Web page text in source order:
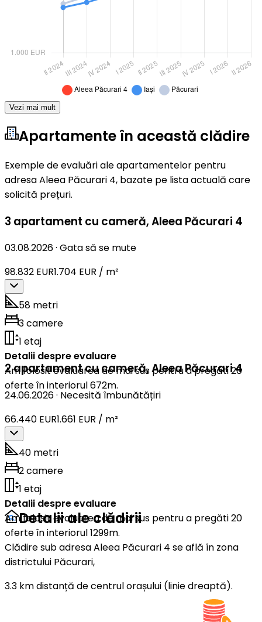
Vezi mai mult
Apartamente în această clădire
Exemple de evaluări ale apartamentelor pentru
adresa Aleea Păcurari 4, bazate pe lista actuală care
solicită prețuri.
3 apartament cu cameră,Aleea Păcurari 4
03.08.2026· Gata să se mute
98.832 EUR1.704 EUR / m²
58 metri
3 camere
1 etaj
Detalii despre evaluare
Am folosit evaluarea de mai sus pentru a pregăti 20
oferte în interiorul 672m.
2 apartament cu cameră,Aleea Păcurari 4
24.06.2026· Necesită îmbunătățiri
66.440 EUR1.661 EUR / m²
40 metri
2 camere
1 etaj
Detalii despre evaluare
Am folosit evaluarea de mai sus pentru a pregăti 20
oferte în interiorul 1299m.
Detalii ale clădirii
Clădire sub adresa Aleea Păcurari 4 se află în zona
districtului Păcurari,
3.3 km distanță de centrul orașului (linie dreaptă).